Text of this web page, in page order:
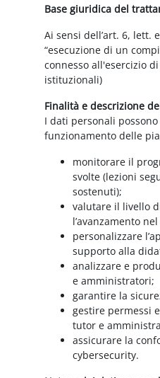
Base giuridica del
Ai sensi dell’art. 6, lett.
“esecuzione di un
connesso all'esercizio
istituzionali)
Finalità e descrizione
I dati personali
funzionamento delle
monitorare il
svolte (lezioni
sostenuti);
valutare il livello
l’avanzamento
personalizzare
supporto alla
analizzare e
e amministratori;
garantire la
gestire permessi
tutor e
assicurare la
cybersecurity.